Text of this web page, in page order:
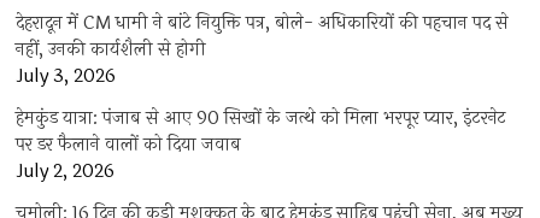
देहरादून में CM धामी ने बांटे नियुक्ति पत्र, बोले- अधिकारियों की पहचान पद से
नहीं, उनकी कार्यशैली से होगी
July 3, 2026
हेमकुंड यात्रा: पंजाब से आए 90 सिखों के जत्थे को मिला भरपूर प्यार, इंटरनेट
पर डर फैलाने वालों को दिया जवाब
July 2, 2026